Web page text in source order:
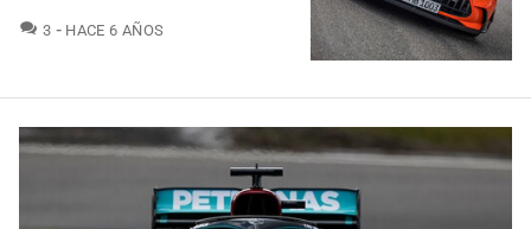
3 COMENTARIOS
HACE 6 AÑOS